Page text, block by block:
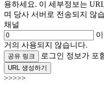
용하세요. 이 세부정보는
며 당사 서버로 전송되지 않
채널
거의 사용되지 않습니다.
공유 링크 로그인 정보가 포
URL 생성하기
>>>>>